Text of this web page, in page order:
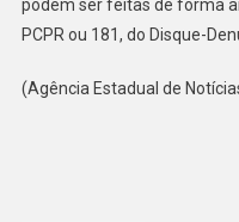
podem ser feitas de forma
PCPR ou 181, do Disque-
(Agência Estadual de